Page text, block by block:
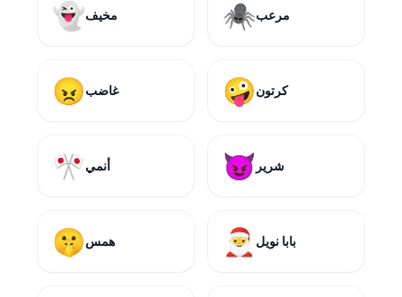
👻مخيف 🕷️مرعب
😠غاضب 🤪كرتون
🎌أنمي 😈 شرير
🤫همس 🎅 بابا نويل